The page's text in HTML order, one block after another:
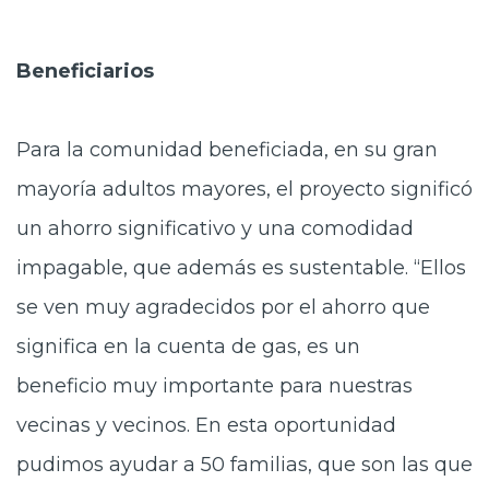
Beneficiarios
Para la comunidad beneficiada, en su gran
mayoría adultos mayores, el proyecto significó
un ahorro significativo y una comodidad
impagable, que además es sustentable. “Ellos
se ven muy agradecidos por el ahorro que
significa en la cuenta de gas, es un
beneficio muy importante para nuestras
vecinas y vecinos. En esta oportunidad
pudimos ayudar a 50 familias, que son las que